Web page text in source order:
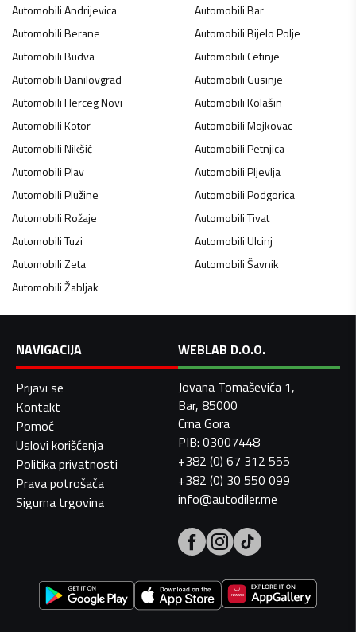
AutomobiliAndrijevica AutomobiliBar
AutomobiliBerane AutomobiliBijelo Polje
AutomobiliBudva AutomobiliCetinje
AutomobiliDanilovgrad AutomobiliGusinje
AutomobiliHerceg Novi AutomobiliKolašin
AutomobiliKotor AutomobiliMojkovac
AutomobiliNikšić AutomobiliPetnjica
AutomobiliPlav AutomobiliPljevlja
AutomobiliPlužine AutomobiliPodgorica
AutomobiliRožaje AutomobiliTivat
AutomobiliTuzi AutomobiliUlcinj
AutomobiliZeta AutomobiliŠavnik
AutomobiliŽabljak
NAVIGACIJA
Prijavi se
Kontakt
Pomoć
Uslovi korišćenja
Politika privatnosti
Prava potrošača
Sigurna trgovina
WEBLAB D.O.O.
Jovana Tomaševića 1,
Bar, 85000
Crna Gora
PIB: 03007448
+382 (0) 67 312 555
+382 (0) 30 550 099
info@autodiler.me